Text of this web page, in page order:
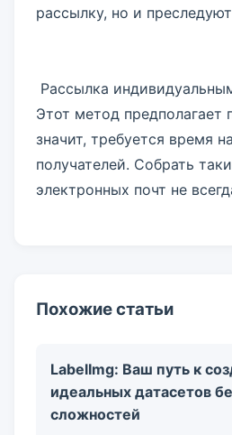
рассылку, но и
Рассылка
Этот метод предполагает
значит, требуется время
получателей. Собрать
электронных почт не
Похожие статьи
LabelImg: Ваш путь к
идеальных датасетов
сложностей